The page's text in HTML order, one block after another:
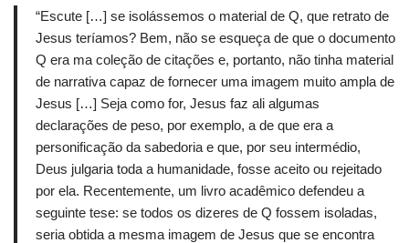
“Escute […] se isolássemos o material de Q, que retrato de
Jesus teríamos? Bem, não se esqueça de que o documento
Q era ma coleção de citações e, portanto, não tinha material
de narrativa capaz de fornecer uma imagem muito ampla de
Jesus […] Seja como for, Jesus faz ali algumas
declarações de peso, por exemplo, a de que era a
personificação da sabedoria e que, por seu intermédio,
Deus julgaria toda a humanidade, fosse aceito ou rejeitado
por ela. Recentemente, um livro acadêmico defendeu a
seguinte tese: se todos os dizeres de Q fossem isoladas,
seria obtida a mesma imagem de Jesus que se encontra